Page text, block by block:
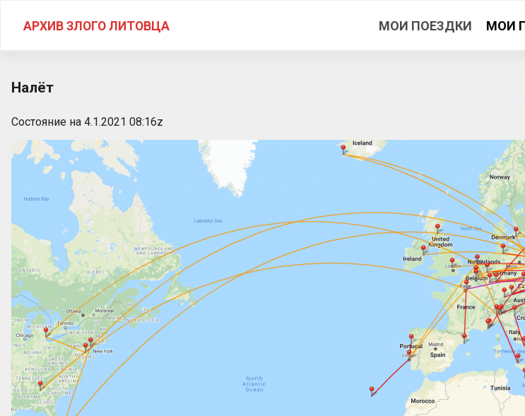
АРХИВ ЗЛОГО ЛИТОВЦА МОИ ПОЕЗДКИ МОИ
Налёт
Состояние на 4.1.2021 08:16z